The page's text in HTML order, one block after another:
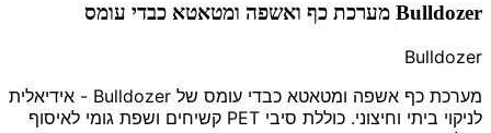
Bulldozer מערכת כף ואשפה ומטאטא כבדי עומס
Bulldozer
מערכת כף אשפה ומטאטא כבדי עומס של Bulldozer - אידיאלית
לניקוי ביתי וחיצוני. כוללת סיבי PET קשיחים ושפת גומי לאיסוף